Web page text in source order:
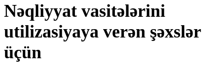
Nəqliyyat vasitələrini
utilizasiyaya verən şəxslər
üçün